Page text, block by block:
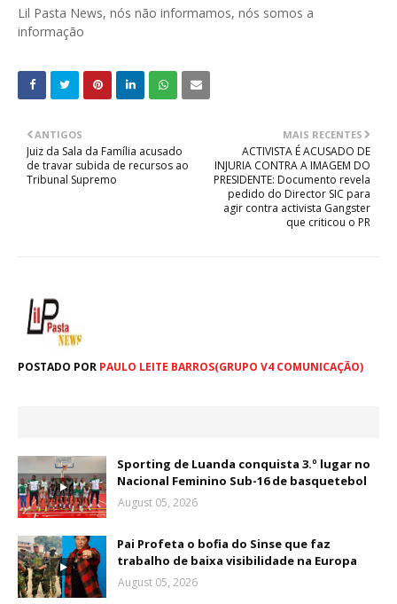
Lil Pasta News, nós não informamos, nós somos a
informação
MAIS RECENTES
ACTIVISTA É ACUSADO DE
INJURIA CONTRA A IMAGEM DO
PRESIDENTE: Documento revela
pedido do Director SIC para
agir contra activista Gangster
que criticou o PR
ANTIGOS
Juiz da Sala da Família acusado
de travar subida de recursos ao
Tribunal Supremo
POSTADO POR PAULO LEITE BARROS(GRUPO V4 COMUNICAÇÃO)
Sporting de Luanda conquista 3.º lugar no
Nacional Feminino Sub-16 de basquetebol
August 05, 2026
Pai Profeta o bofia do Sinse que faz
trabalho de baixa visibilidade na Europa
August 05, 2026